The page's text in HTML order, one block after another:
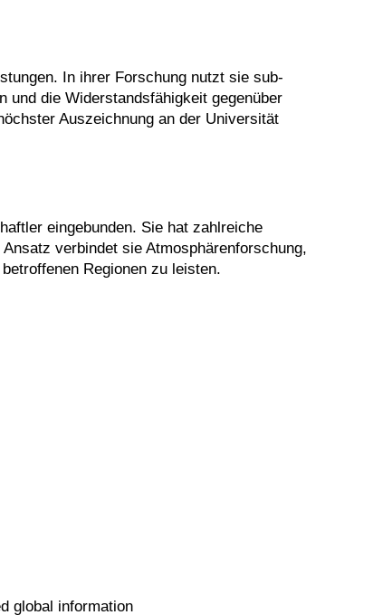
In ihrer Forschung nutzt sie sub-
und die Widerstandsfähigkeit gegenüber
Auszeichnung an der Universität
eingebunden. Sie hat zahlreiche
verbindet sie Atmosphärenforschung,
Regionen zu leisten.
global information